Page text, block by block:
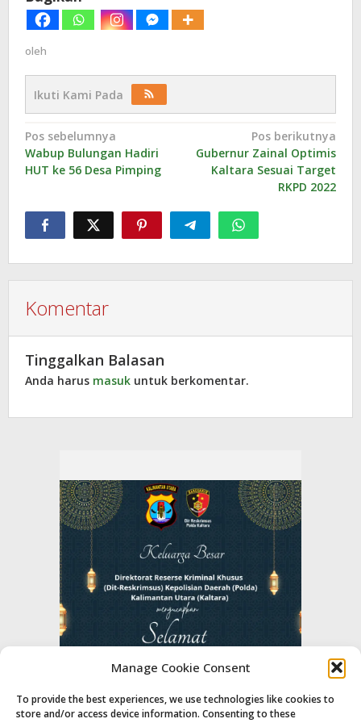
Manage Cookie Consent
To provide the best experiences, we use technologies like cookies to
store and/or access device information. Consenting to these
oleh
Ikuti Kami Pada
Navigasi
pos
Pos sebelumnya
Wabup Bulungan Hadiri
HUT ke 56 Desa Pimping
Pos berikutnya
Gubernur Zainal Optimis
Kaltara Sesuai Target
RKPD 2022
Komentar
Tinggalkan Balasan
Anda harus masuk untuk berkomentar.